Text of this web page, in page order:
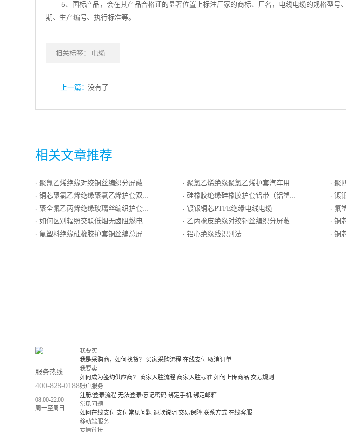
5、国标产品，会在其产品合格证的显著位置上标注厂家的商标、厂名，电线电缆的规格型号
期、生产编号、执行标准等。
相关标签： 电缆
上一篇： 没有了
相关文章推荐
· 聚氯乙烯绝缘对绞铜丝编织分屏蔽和铜丝编织总屏蔽聚氯乙烯护套一般用精密级K分度热电偶用补偿电缆
· 铜芯聚氯乙烯绝缘聚氯乙烯护套双绞型连接用铜丝屏蔽软电线
· 聚全氟乙丙烯绝缘玻璃丝编织护套耐热精密级K分度热电偶用补偿电缆
· 如何区别辐照交联低烟无卤阻燃电线电缆
· 氟塑料绝缘硅橡胶护套铜丝编总屏耐热用普通级K分度热电偶用延长型补偿电缆
· 聚氯乙烯绝缘聚氯乙烯护套汽车用软线
· 硅橡胶绝缘硅橡胶护套铝带（铝塑复合带）总屏计算机电缆
· 镀银铜芯PTFE绝缘电线电缆
· 乙丙橡皮绝缘对绞铜丝编织分屏蔽氯化聚乙烯橡皮护套一般用普通级K分度热电偶用屏蔽补偿导线
· 铝心绝缘线识别法
· 聚四氟
· 镀银
· 氟塑
· 铜芯
· 铜
服务热线
400-828-0188
08:00-22:00
周一至周日
我要买
我是采购商，如何找货？
买家采购流程 在线支付 取消订单
我要卖
如何成为签约供应商？
商家入驻流程 商家入驻标准 如何上传商品 交易规则
账户服务
注册/登录流程 无法登录/忘记密码 绑定手机 绑定邮箱
常见问题
如何在线支付 支付常见问题 退款说明 交易保障 联系方式 在线客服
移动端服务
友情链接